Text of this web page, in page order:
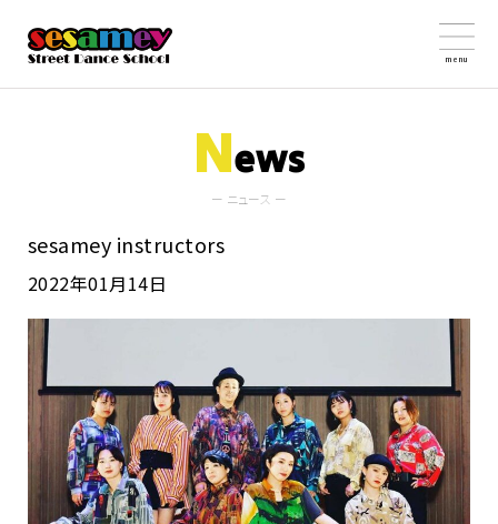
menu
News
ー ニュース ー
sesamey instructors
2022年01月14日